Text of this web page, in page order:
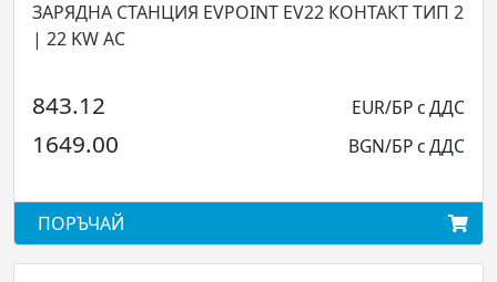
ЗАРЯДНА СТАНЦИЯ EVPOINT EV22 КОНТАКТ ТИП 2
| 22 KW AC
843.12 EUR/БР с ДДС
1649.00 BGN/БР с ДДС
ПОРЪЧАЙ